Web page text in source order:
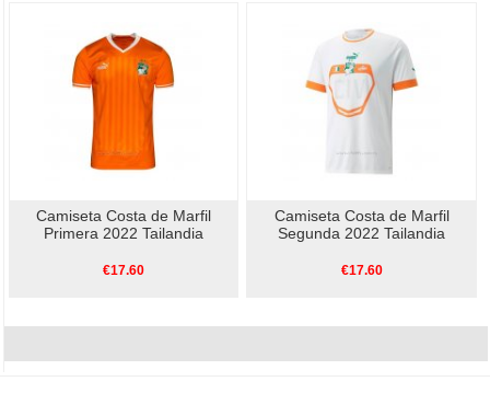
Camiseta Costa de Marfil
Primera 2022 Tailandia
€17.60
Camiseta Costa de Marfil
Segunda 2022 Tailandia
€17.60